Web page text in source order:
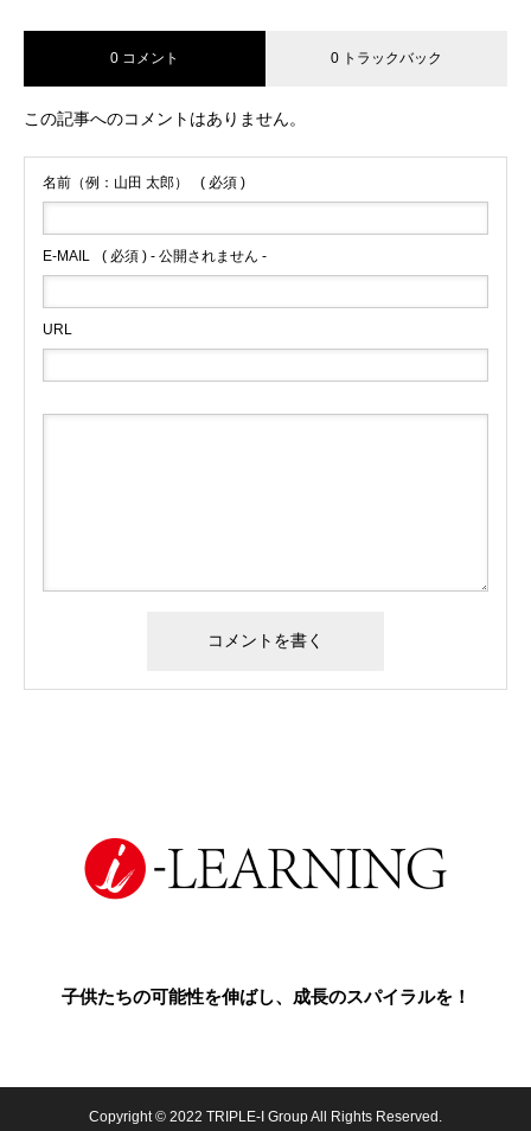
0 コメント 0 トラックバック
この記事へのコメントはありません。
名前（例：山田 太郎） ( 必須 )
E-MAIL ( 必須 ) - 公開されません -
URL
子供たちの可能性を伸ばし、成長のスパイラルを！
Copyright © 2022 TRIPLE-I Group All Rights Reserved.